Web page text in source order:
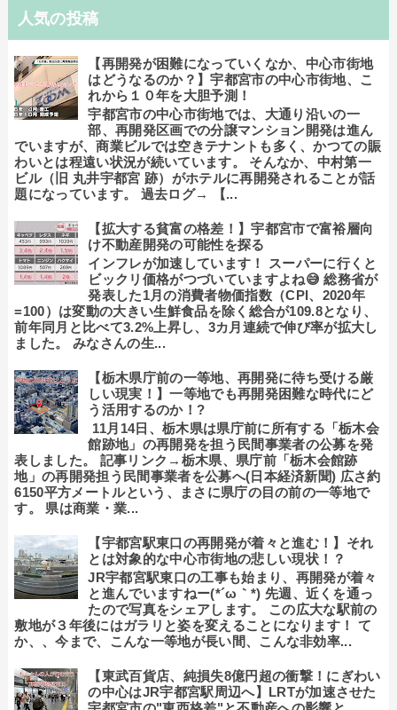
人気の投稿
【再開発が困難になっていくなか、中心市街地
はどうなるのか？】宇都宮市の中心市街地、こ
れから１０年を大胆予測！
宇都宮市の中心市街地では、大通り沿いの一
部、再開発区画での分譲マンション開発は進ん
でいますが、商業ビルでは空きテナントも多く、かつての賑
わいとは程遠い状況が続いています。 そんなか、中村第一
ビル（旧 丸井宇都宮 跡）がホテルに再開発されることが話
題になっています。 過去ログ→ 【...
【拡大する貧富の格差！】宇都宮市で富裕層向
け不動産開発の可能性を探る
インフレが加速しています！ スーパーに行くと
ビックリ価格がつづいていますよね😅 総務省が
発表した1月の消費者物価指数（CPI、2020年
=100）は変動の大きい生鮮食品を除く総合が109.8となり、
前年同月と比べて3.2%上昇し、3カ月連続で伸び率が拡大し
ました。 みなさんの生...
【栃木県庁前の一等地、再開発に待ち受ける厳
しい現実！】一等地でも再開発困難な時代にど
う活用するのか！?
11月14日、栃木県は県庁前に所有する「栃木会
館跡地」の再開発を担う民間事業者の公募を発
表しました。 記事リンク→栃木県、県庁前「栃木会館跡
地」の再開発担う民間事業者を公募へ(日本経済新聞) 広さ約
6150平方メートルという、まさに県庁の目の前の一等地で
す。 県は商業・業...
【宇都宮駅東口の再開発が着々と進む！】それ
とは対象的な中心市街地の悲しい現状！？
JR宇都宮駅東口の工事も始まり、再開発が着々
と進んでいますねー(*´ω｀*) 先週、近くを通っ
たので写真をシェアします。 この広大な駅前の
敷地が３年後にはガラリと姿を変えることになります！ て
か、、今まで、こんな一等地が長い間、こんな非効率...
【東武百貨店、純損失8億円超の衝撃！にぎわい
の中心はJR宇都宮駅周辺へ】LRTが加速させた